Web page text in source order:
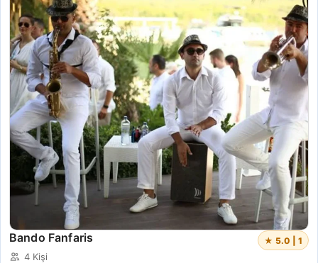
Bando Fanfaris ★ 5.0 | 1
4 Kişi